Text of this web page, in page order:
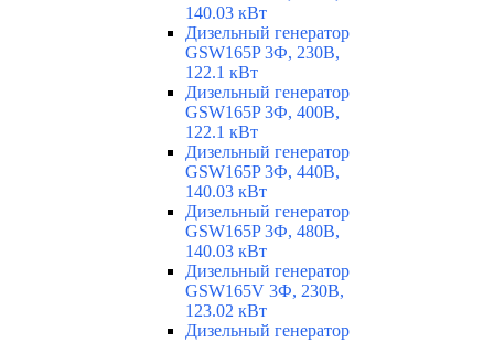
140.03 кВт
Дизельный генератор
GSW165P 3Ф, 230В,
122.1 кВт
Дизельный генератор
GSW165P 3Ф, 400В,
122.1 кВт
Дизельный генератор
GSW165P 3Ф, 440В,
140.03 кВт
Дизельный генератор
GSW165P 3Ф, 480В,
140.03 кВт
Дизельный генератор
GSW165V 3Ф, 230В,
123.02 кВт
Дизельный генератор